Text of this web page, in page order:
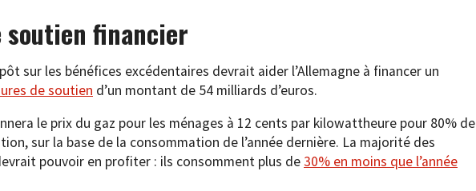
soutien financier
sur les bénéfices excédentaires devrait aider l’Allemagne à financer un
de soutien d’un montant de 54 milliards d’euros.
le prix du gaz pour les ménages à 12 cents par kilowattheure pour 80% de
sur la base de la consommation de l’année dernière. La majorité des
pouvoir en profiter : ils consomment plus de30% en moins que l’année